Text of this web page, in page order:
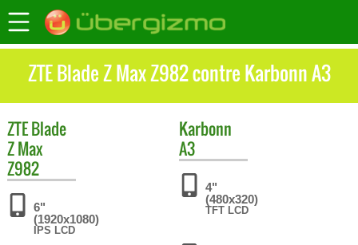
ZTE Blade Z Max Z982 contre Karbonn A3
ZTEBlade
Z Max
Z982
6"
(1920x1080)
IPS LCD
Karbonn
A3
4"
(480x320)
TFT LCD